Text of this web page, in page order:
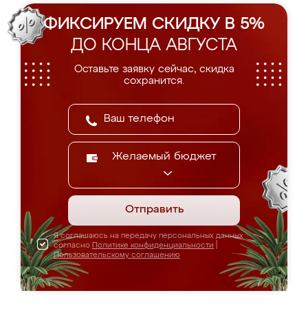
ФИКСИРУЕМ СКИДКУ В 5%
ДО КОНЦА АВГУСТА
Оставьте заявку сейчас, скидка
сохранится.
Желаемый бюджет
Отправить
Я соглашаюсь на передачу персональных данных
согласно Политике конфиденциальности
Пользовательскому соглашению